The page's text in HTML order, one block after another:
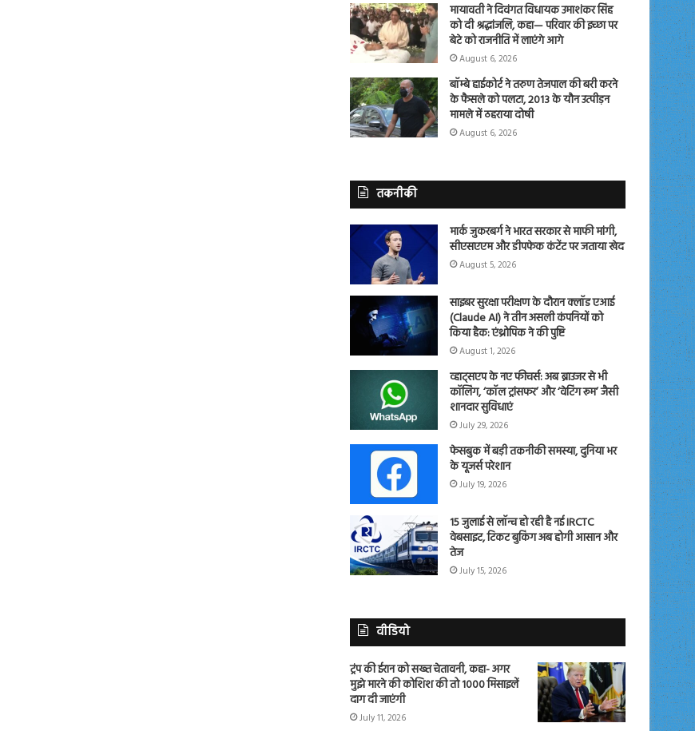
मायावती ने दिवंगत विधायक उमाशंकर सिंह
को दी श्रद्धांजलि, कहा— परिवार की इच्छा पर
बेटे को राजनीति में लाएंगे आगे
August 6, 2026
बॉम्बे हाईकोर्ट ने तरुण तेजपाल की बरी करने
के फैसले को पलटा, 2013 के यौन उत्पीड़न
मामले में ठहराया दोषी
August 6, 2026
तकनीकी
मार्क जुकरबर्ग ने भारत सरकार से माफी मांगी,
सीएसएएम और डीपफेक कंटेंट पर जताया खेद
August 5, 2026
साइबर सुरक्षा परीक्षण के दौरान क्लॉड एआई
(Claude AI) ने तीन असली कंपनियों को
किया हैक: एंथ्रोपिक ने की पुष्टि
August 1, 2026
व्हाट्सएप के नए फीचर्स: अब ब्राउजर से भी
कॉलिंग, ‘कॉल ट्रांसफर’ और ‘वेटिंग रूम’ जैसी
शानदार सुविधाएं
July 29, 2026
फेसबुक में बड़ी तकनीकी समस्या, दुनिया भर
के यूजर्स परेशान
July 19, 2026
15 जुलाई से लॉन्च हो रही है नई IRCTC
वेबसाइट, टिकट बुकिंग अब होगी आसान और
तेज
July 15, 2026
वीडियो
ट्रंप की ईरान को सख्त चेतावनी, कहा- अगर
मुझे मारने की कोशिश की तो 1000 मिसाइलें
दाग दी जाएंगी
July 11, 2026